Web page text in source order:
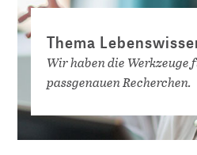
Thema
Wir haben die Werkzeuge
passgenauen Recherchen.